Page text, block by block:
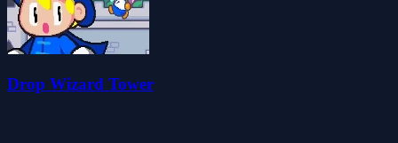
Drop Wizard Tower